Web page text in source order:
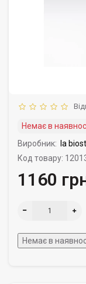
Немає в
Виробник:
la
Код товару:
1160
Немає в